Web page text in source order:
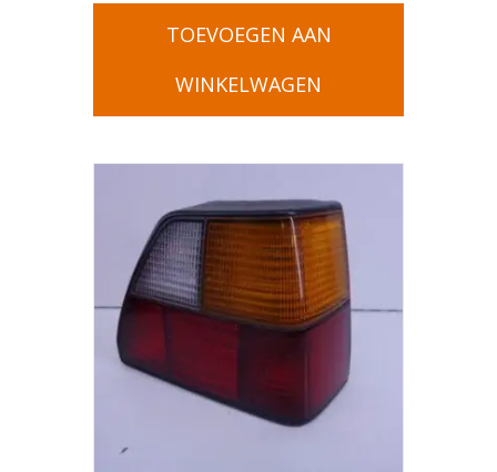
TOEVOEGEN AAN
WINKELWAGEN